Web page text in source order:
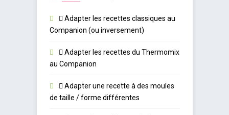
Adapter les recettes classiques au
Companion (ou inversement)
Adapter les recettes du Thermomix
au Companion
Adapter une recette à des moules
de taille / forme différentes